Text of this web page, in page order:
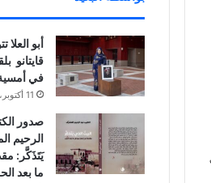
أبو العلا
قايتانو
في أمسية
11 أكتوبر، 2025
صدور
الرحيم
يَتَذَكَّر:
ما بعد